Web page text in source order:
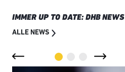
IMMER UP TO DATE: DHB NEWS
ALLE NEWS